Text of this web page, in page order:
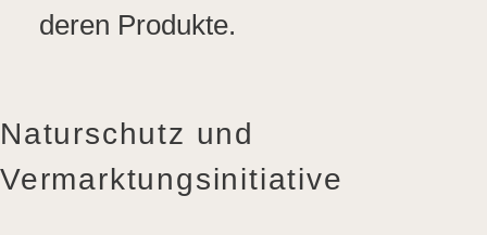
deren Produkte.
Naturschutz und
Vermarktungsinitiative